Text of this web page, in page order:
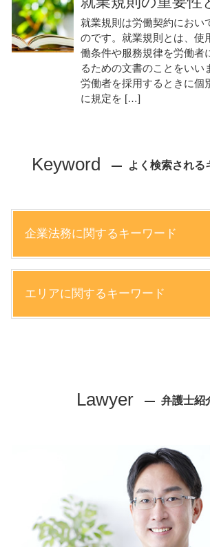
就業規則は労働契約におい
のです。就業規則とは、使
働条件や服務規律を労働者
るための文書のことをいい
労働者を採用するときに個
に規定を […]
Keyword よく検索される
企業法務に関するキーワード
コンプライアンス 法務
債権回収 時効
コンプライアンスとは
株主総会 取締役会
借用書 期限
企業法務 仕事内容
エリアに関するキーワード
離婚 弁護士 相談 神戸市
離婚 弁護士 相談 尼崎市
企業法務 弁護士 相談 尼崎市
債権回収 弁護士 相談 大阪市
債権回収 弁護士 相談 尼崎市
顧問弁護士 弁護士 相談 尼崎市
Lawyer 弁護士紹